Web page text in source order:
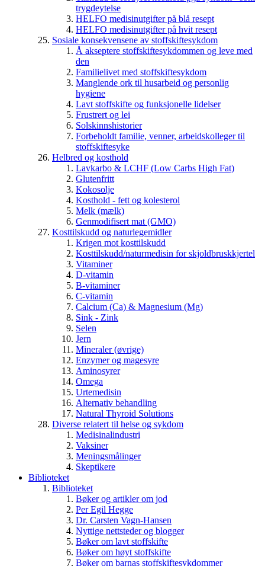
trygdeytelse
HELFO medisinutgifter på blå resept
HELFO medisinutgifter på hvit resept
Sosiale konsekvensene av stoffskiftesykdom
Å akseptere stoffskiftesykdommen og leve med
den
Familielivet med stoffskiftesykdom
Manglende ork til husarbeid og personlig
hygiene
Lavt stoffskifte og funksjonelle lidelser
Frustrert og lei
Solskinnshistorier
Forbeholdt familie, venner, arbeidskolleger til
stoffskiftesyke
Helbred og kosthold
Lavkarbo & LCHF (Low Carbs High Fat)
Glutenfritt
Kokosolje
Kosthold - fett og kolesterol
Melk (mælk)
Genmodifisert mat (GMO)
Kosttilskudd og naturlegemidler
Krigen mot kosttilskudd
Kosttilskudd/naturmedisin for skjoldbruskkjertel
Vitaminer
D-vitamin
B-vitaminer
C-vitamin
Calcium (Ca) & Magnesium (Mg)
Sink - Zink
Selen
Jern
Mineraler (øvrige)
Enzymer og magesyre
Aminosyrer
Omega
Urtemedisin
Alternativ behandling
Natural Thyroid Solutions
Diverse relatert til helse og sykdom
Medisinalindustri
Vaksiner
Meningsmålinger
Skeptikere
Biblioteket
Biblioteket
Bøker og artikler om jod
Per Egil Hegge
Dr. Carsten Vagn-Hansen
Nyttige nettsteder og blogger
Bøker om lavt stoffskifte
Bøker om høyt stoffskifte
Bøker om barnas stoffskiftesykdommer